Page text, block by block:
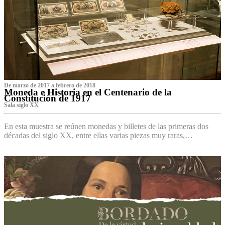
De marzo de 2017 a febrero de 2018
Moneda e Historia en el Centenario de la
Constitución de 1917
Sala siglo XX
En esta muestra se reúnen monedas y billetes de las primeras dos
décadas del siglo XX, entre ellas varias piezas muy raras,…